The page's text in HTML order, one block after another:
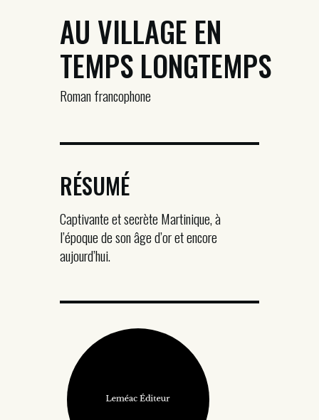
AU VILLAGE EN
TEMPS LONGTEMPS
Roman francophone
RÉSUMÉ
Captivante et secrète Martinique, à
l’époque de son âge d’or et encore
aujourd’hui.